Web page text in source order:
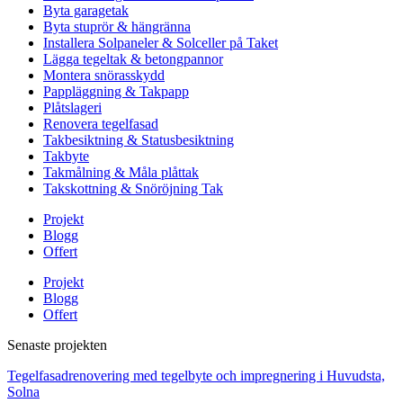
Byta garagetak
Byta stuprör & hängränna
Installera Solpaneler & Solceller på Taket
Lägga tegeltak & betongpannor
Montera snörasskydd
Pappläggning & Takpapp
Plåtslageri
Renovera tegelfasad
Takbesiktning & Statusbesiktning
Takbyte
Takmålning & Måla plåttak
Takskottning & Snöröjning Tak
Projekt
Blogg
Offert
Projekt
Blogg
Offert
Senaste projekten
Tegelfasadrenovering med tegelbyte och impregnering i Huvudsta,
Solna